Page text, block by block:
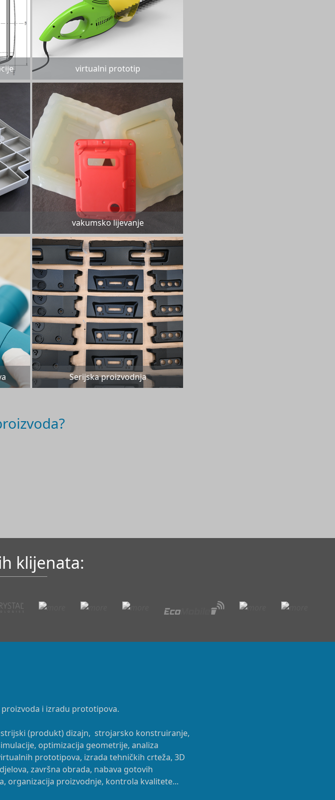
virtualni prototip
vakumsko lijevanje
Serijska proizvodnja
klijenata:
i izradu prototipova.
(produkt) dizajn, strojarsko konstruiranje,
optimizacija geometrije, analiza
prototipova, izrada tehničkih crteža, 3D
završna obrada, nabava gotovih
organizacija proizvodnje, kontrola kvalitete...